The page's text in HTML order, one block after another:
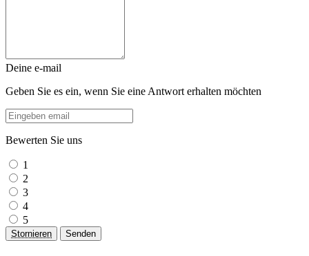
Deine e-mail
Geben Sie es ein, wenn Sie eine Antwort erhalten möchten
Bewerten Sie uns
1
2
3
4
5
Stornieren Senden